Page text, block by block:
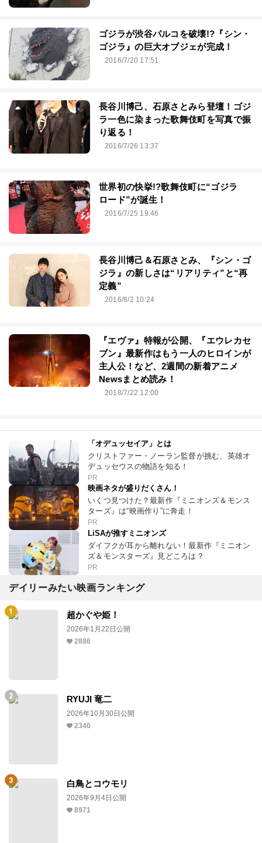
ゴジラが渋谷パルコを破壊!?『シン・
ゴジラ』の巨大オブジェが完成！
2016/7/20 17:51
長谷川博己、石原さとみら登壇！ゴジ
ラ一色に染まった歌舞伎町を写真で振
り返る！
2016/7/26 13:37
世界初の快挙!?歌舞伎町に“ゴジラ
ロード”が誕生！
2016/7/25 19:46
長谷川博己＆石原さとみ、『シン・ゴ
ジラ』の新しさは“リアリティ”と“再
定義”
2016/8/2 10:24
『エヴァ』特報が公開、『エウレカセ
ブン』最新作はもう一人のヒロインが
主人公！など、2週間の新着アニメ
Newsまとめ読み！
2018/7/22 12:00
「オデュッセイア」とは
クリストファー・ノーラン監督が挑む、英雄オ
デュッセウスの物語を知る！
PR
映画ネタが盛りだくさん！
いくつ見つけた？最新作『ミニオンズ＆モンス
ターズ』は“映画作り”に奔走！
PR
LiSAが推すミニオンズ
ダイフクが耳から離れない！最新作『ミニオン
ズ＆モンスターズ』見どころは？
PR
デイリーみたい映画ランキング
超かぐや姫！
2026年1月22日公開
2886
RYUJI 竜二
2026年10月30日公開
2340
白鳥とコウモリ
2026年9月4日公開
8971